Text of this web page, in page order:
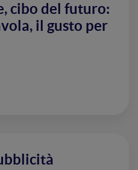
cibo del futuro:
il gusto per